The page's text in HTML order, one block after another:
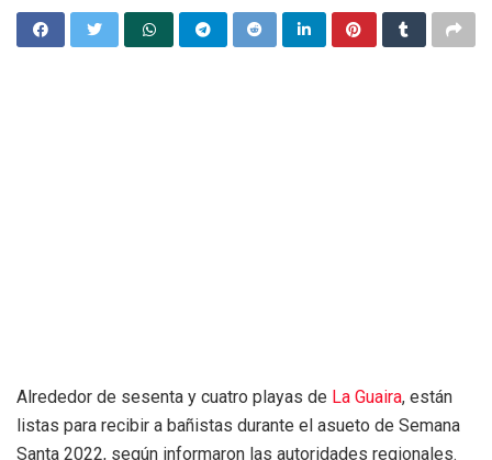
Alrededor de sesenta y cuatro playas de La Guaira, están
listas para recibir a bañistas durante el asueto de Semana
Santa 2022, según informaron las autoridades regionales.